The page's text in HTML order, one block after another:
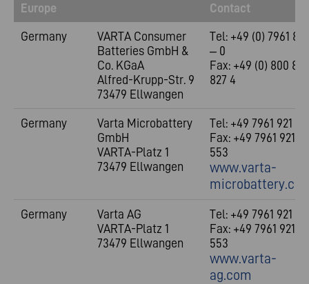
Europe
Contact
Germany
VARTA Consumer
Batteries GmbH &
Co. KGaA
Alfred-Krupp-Str. 9
73479 Ellwangen
Tel: +49 (0) 7961 83
– 0
Fax: +49 (0) 800 827
827 4
Germany
Varta Microbattery
GmbH
VARTA-Platz 1
73479 Ellwangen
Tel: +49 7961 921 0
Fax: +49 7961 921
553
www.varta-
Germany
Varta AG
VARTA-Platz 1
73479 Ellwangen
Tel: +49 7961 921 0
Fax: +49 7961 921
553
www.varta-
ag.com